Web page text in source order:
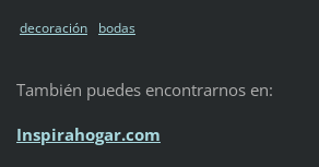
decoración bodas
También puedes encontrarnos en:
Inspirahogar.com